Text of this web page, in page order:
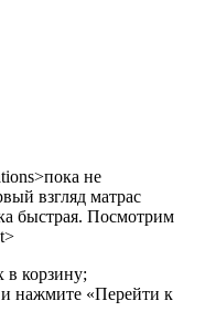
не
взгляд матрас
быстрая. Посмотрим
в корзину;
нажмите «Перейти к